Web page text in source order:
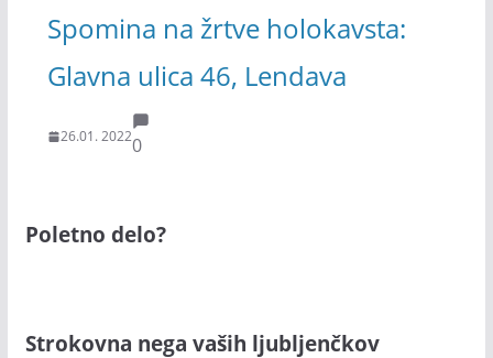
Spomina na žrtve holokavsta:
Glavna ulica 46, Lendava
26.01. 20220
Poletno delo?
Strokovna nega vaših ljubljenčkov